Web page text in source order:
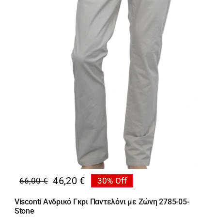
66,00€
Original
price
was:
46,20 €
Η
τρέχουσα
τιμή
30% Off
Visconti Ανδρικό Γκρι Παντελόνι με Ζώνη 2785-05-
Stone